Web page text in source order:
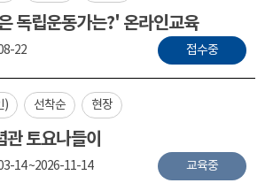
독립운동가는?' 온라인교육
22 접수중
) 선착순 현장
관 토요나들이
14 ~2026-11-14 교육중